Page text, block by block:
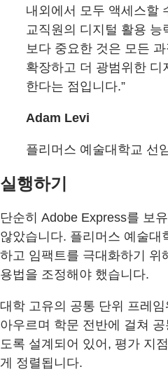
내외에서 모두 액세스할
교직원의 디지털 활용 능
보다 중요한 것은 모든
확장하고 더 광범위한 디
한다는 점입니다.”
Adam Levi
플리머스 예술대학교 선
실행하기
단순히 Adobe Express를 보
않았습니다. 플리머스 예술대
하고 임팩트를 극대화하기 위
용법을 조정해야 했습니다.
대학 고유의 공통 단위 프레
아우르며 학문 전반에 걸쳐
도록 설계되어 있어, 평가 지
게 정렬됩니다.